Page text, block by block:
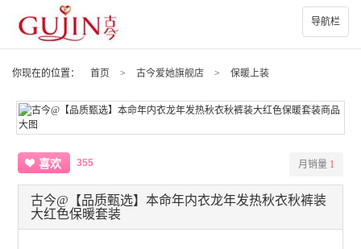
导航栏
你现在的位置： 首页 > 古今爱她旗舰店 > 保暖上装
喜欢 355 月销量 1
古今@【品质甄选】本命年内衣龙年发热秋衣秋裤装
大红色保暖套装